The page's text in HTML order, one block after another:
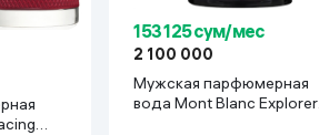
153 125 сум/мес
2 100 000
Мужская парфюмерная
вода Mont Blanc Explorer